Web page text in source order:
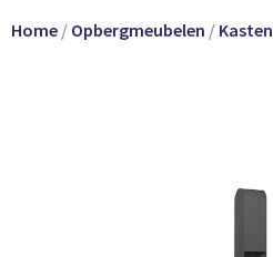
Home / Opbergmeubelen / Kasten